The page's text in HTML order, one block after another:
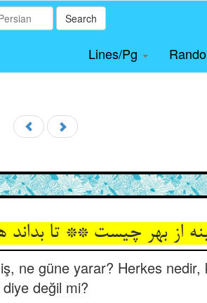
Search
Lines/Pg
از بهر چیست ** تا
ne güne yarar? Herkes nedir,
diye değil mi?